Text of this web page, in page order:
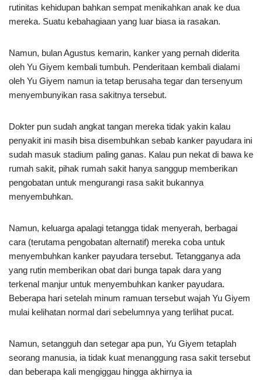
rutinitas kehidupan bahkan sempat menikahkan anak ke dua
mereka. Suatu kebahagiaan yang luar biasa ia rasakan.
Namun, bulan Agustus kemarin, kanker yang pernah diderita
oleh Yu Giyem kembali tumbuh. Penderitaan kembali dialami
oleh Yu Giyem namun ia tetap berusaha tegar dan tersenyum
menyembunyikan rasa sakitnya tersebut.
Dokter pun sudah angkat tangan mereka tidak yakin kalau
penyakit ini masih bisa disembuhkan sebab kanker payudara ini
sudah masuk stadium paling ganas. Kalau pun nekat di bawa ke
rumah sakit, pihak rumah sakit hanya sanggup memberikan
pengobatan untuk mengurangi rasa sakit bukannya
menyembuhkan.
Namun, keluarga apalagi tetangga tidak menyerah, berbagai
cara (terutama pengobatan alternatif) mereka coba untuk
menyembuhkan kanker payudara tersebut. Tetangganya ada
yang rutin memberikan obat dari bunga tapak dara yang
terkenal manjur untuk menyembuhkan kanker payudara.
Beberapa hari setelah minum ramuan tersebut wajah Yu Giyem
mulai kelihatan normal dari sebelumnya yang terlihat pucat.
Namun, setangguh dan setegar apa pun, Yu Giyem tetaplah
seorang manusia, ia tidak kuat menanggung rasa sakit tersebut
dan beberapa kali mengiggau hingga akhirnya ia